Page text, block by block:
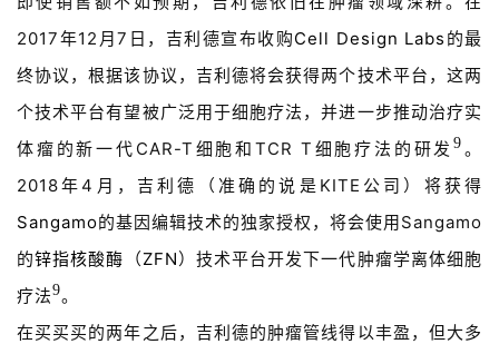
2017年12月7日，吉利德宣布收购Cell Design Labs 的最
终协议，根据该协议，吉利德将会获得两个技术平台，这两
个技术平台有望被广泛用于细胞疗法，并进一步推动治疗实
体瘤的新一代CAR-T细胞和TCR T细胞疗法的研发9 。
2018年4月，吉利德（准确的说是KITE公司）将获得
Sangamo的基因编辑技术的独家授权，将会使用Sangamo
的锌指核酸酶 （ZFN）技术平台开发下一代肿瘤学离体细胞
疗法9。
在买买买的两年之后，吉利德的肿瘤管线得以丰盈，但大多